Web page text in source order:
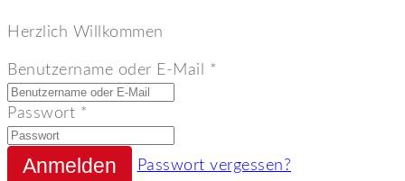
Herzlich Willkommen
Benutzername oder E-Mail *
Passwort *
Passwort vergessen?